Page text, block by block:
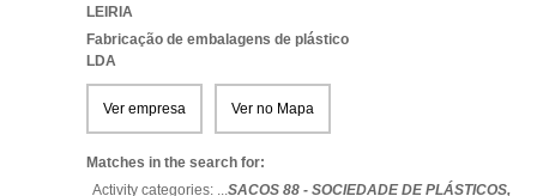
LEIRIA
Fabricação de embalagens de plástico
LDA
Ver empresa Ver no Mapa
Matches in the search for:
Activity categories: ...SACOS 88 - SOCIEDADE DE PLÁSTICOS,